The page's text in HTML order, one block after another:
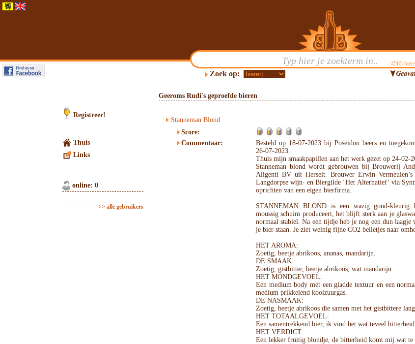
4563
Zoek op:
Registreer!
Thuis
Links
online: 0
>> alle gebruikers
Geeroms Rudi's geproefde bieren
Stanneman Blond
Score:
Commentaar:
Besteld op 18-07-2023 bij Poseidon beers en
26-07-2023.
Thuis mijn smaakpapillen aan het werk gezet op 24-02-
Stanneman blond wordt gebrouwen bij Brouwerij
Aligenti BV uit Herselt. Brouwer Erwin
Langdorpse wijn- en Biergilde ‘Het Alternatief’ via
oprichten van een eigen bierfirma.
STANNEMAN BLOND is een wazig goud-
moussig schuim produceert, het blijft sterk aan je
normaal stabiel. Na een tijdje heb je nog een dun laagje
je bier staan. Je ziet weinig fijne CO2 belletjes naar
HET AROMA:
Zoetig, beetje abrikoos, ananas, mandarijn.
DE SMAAK:
Zoetig, gistbitter, beetje abrikoos, wat mandarijn.
HET MONDGEVOEL:
Een medium body met een gladde textuur en een
medium prikkelend koolzuurgas.
DE NASMAAK:
Zoetig, beetje abrikoos die samen met het gistbittere
HET TOTAALGEVOEL:
Een samentrekkend bier, ik vind het wat teveel bitterheid
HET VERDICT:
Een lekker fruitig blondje, de bitterheid komt mij wat te